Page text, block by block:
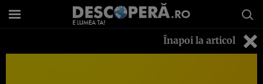
Înapoi la articol